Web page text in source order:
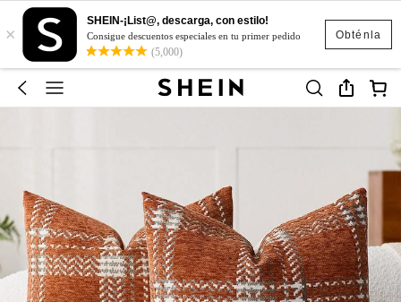
Obténla
×
SHEIN-¡List@, descarga, con estilo!
Consigue descuentos especiales en tu primer pedido
(5,000)